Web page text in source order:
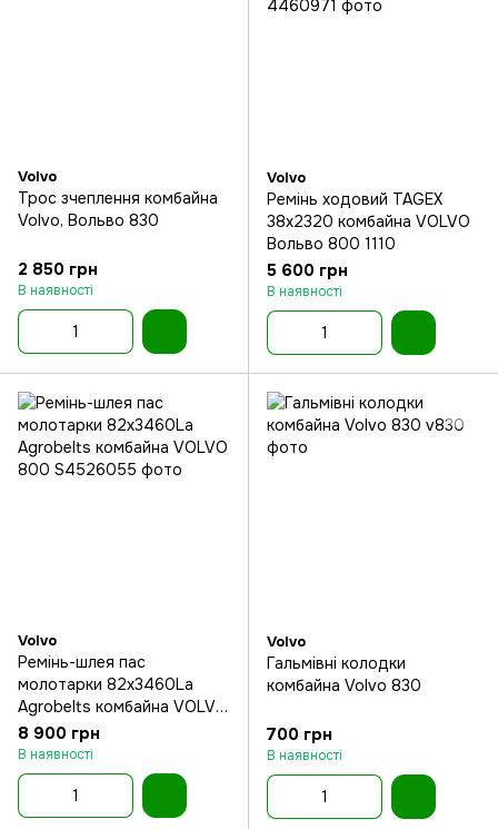
Volvo
Трос зчеплення комбайна
Volvo, Вольво 830
2 850 грн
В наявності
Volvo
Ремінь ходовий TAGEX
38x2320 комбайна VOLVO
Вольво 800 1110
5 600 грн
В наявності
Volvo
Ремінь-шлея пас
молотарки 82x3460La
Agrobelts комбайна VOLVO
800
8 900 грн
В наявності
Volvo
Гальмівні колодки
комбайна Volvo 830
700 грн
В наявності